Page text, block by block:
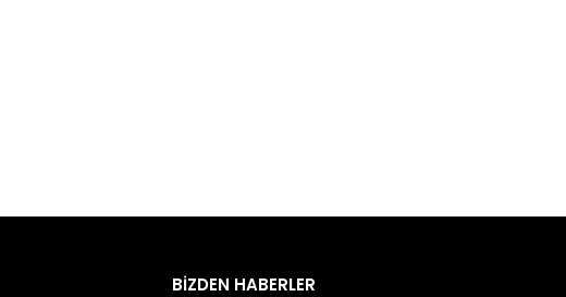
BİZDEN HABERLER